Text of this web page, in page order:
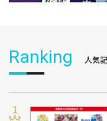
Ranking 人気